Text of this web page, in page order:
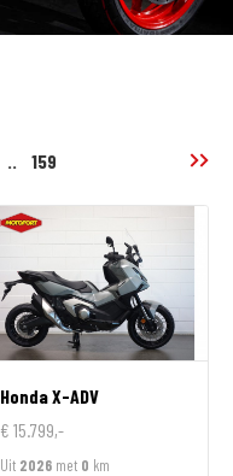
.. 159
HondaX-ADV
€ 15.799,-
Uit 2026 met 0 km